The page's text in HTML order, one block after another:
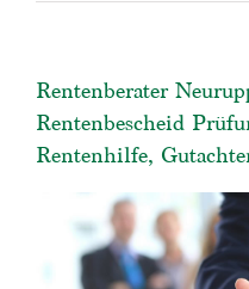
Rentenberater
Rentenbescheid
Rentenhilfe,